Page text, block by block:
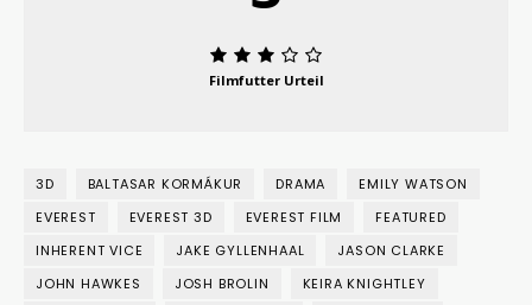
Filmfutter Urteil
3D BALTASAR KORMÁKUR DRAMA
EMILY WATSON
EVEREST
EVEREST 3D EVEREST FILM
FEATURED
INHERENT VICE
JAKE GYLLENHAAL
JASON CLARKE
JOHN HAWKES
JOSH BROLIN
KEIRA KNIGHTLEY